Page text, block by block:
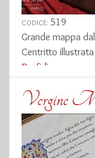
CODICE: 519
Grande mappa
Centritto
Porfidia
Vergine